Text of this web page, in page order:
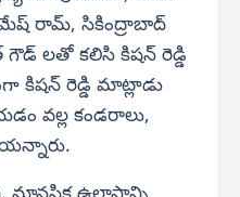
రామ్, సికింద్రాబాద్
గౌడ్ లతో కలిసి కిషన్ రెడ్డి
కిషన్ రెడ్డి మాట్లాడు
వల్ల కండరాలు,